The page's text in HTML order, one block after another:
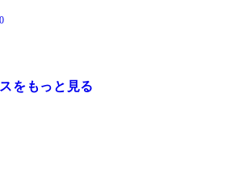
をもっと見る